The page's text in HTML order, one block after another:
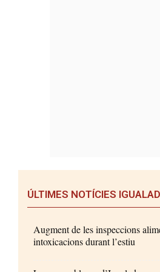
ÚLTIMES NOTÍCIES
Augment de les inspeccions
intoxicacions durant l’estiu